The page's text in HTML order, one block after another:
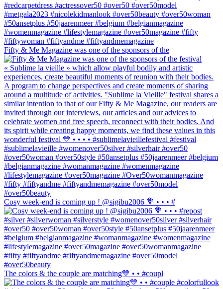
Fifty & Me Magazine was one of the sponsors of the
Cosy week-end is coming up ! @sigibu2006 💐 • • • #
The colors & the couple are matching💛 • • #coupl